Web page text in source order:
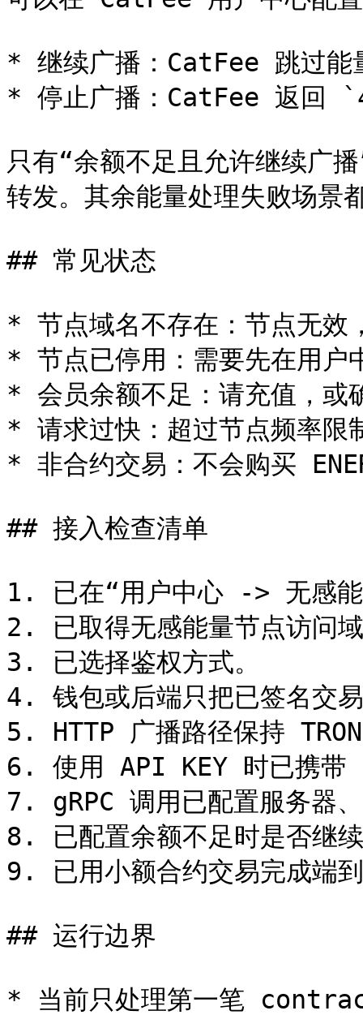
* 继续广播：CatFee 跳过能
* 停止广播：CatFee 返回
只有“余额不足且允许继续广
转发。其余能量处理失败场景
## 常见状态
* 节点域名不存在：节点无效
* 节点已停用：需要先在用户
* 会员余额不足：请充值，或
* 请求过快：超过节点频率限
* 非合约交易：不会购买
## 接入检查清单
1. 已在“用户中心 -> 无感能
2. 已取得无感能量节点访问
3. 已选择鉴权方式。
4. 钱包或后端只把已签名交
5. HTTP 广播路径保持
6. 使用 API KEY 时已携带
7. gRPC 调用已配置服务器
8. 已配置余额不足时是否继
9. 已用小额合约交易完成端
## 运行边界
* 当前只处理第一笔